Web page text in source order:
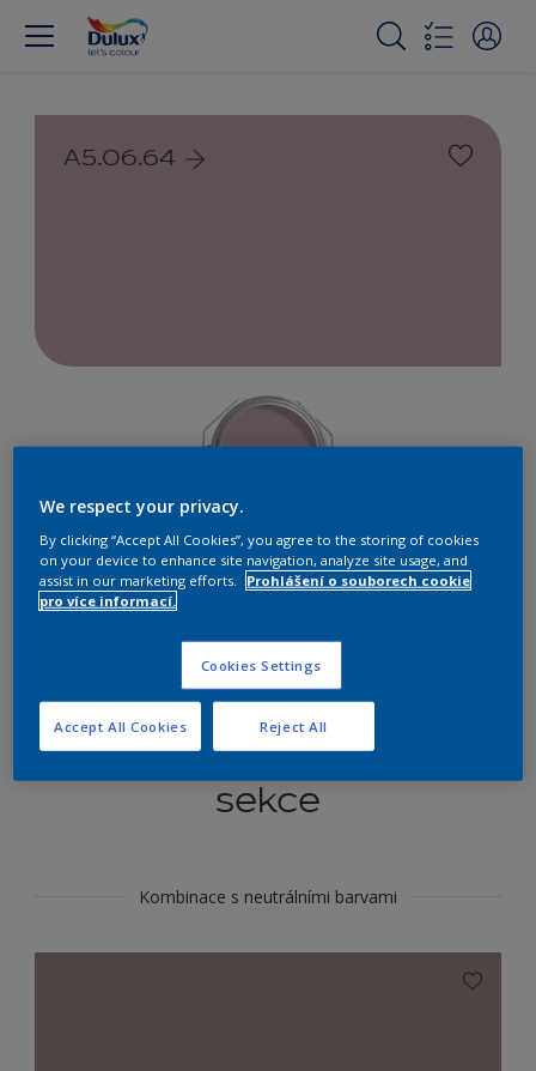
A5.06.64
Najít výrobek v tomto odstínu
Koordinovat barevné
sekce
Kombinace s neutrálními barvami
We respect your privacy.
By clicking “Accept All Cookies”, you agree to the storing of cookies
on your device to enhance site navigation, analyze site usage, and
assist in our marketing efforts.
Prohlášení o souborech cookie
pro více informací.
Cookies Settings
Reject All
Accept All Cookies